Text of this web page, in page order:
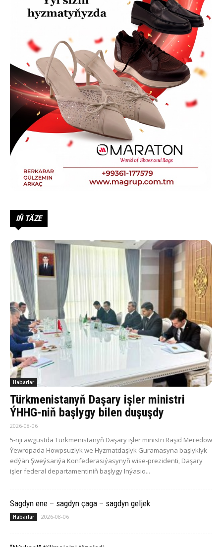
IŇ TÄZE
Habarlar
Türkmenistanyň Daşary işler ministri
ÝHHG-niň başlygy bilen duşuşdy
2026-08-06
5-nji awgustda Türkmenistanyň Daşary işler ministri Raşid Meredow
Ýewropada Howpsuzlyk we Hyzmatdaşlyk Guramasyna başlyklyk
edýän Şweýsariýa Konfederasiýasynyň wise-prezidenti, Daşary
işler federal departamentiniň başlygy Inýasio...
Sagdyn ene – sagdyn çaga – sagdyn geljek
Habarlar 2026-08-06